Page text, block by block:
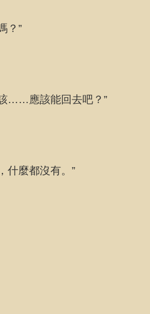
？”
……應該能回去吧？”
什麼都沒有。”